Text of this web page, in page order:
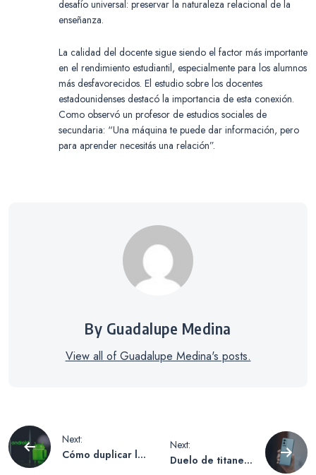
desafío universal: preservar la naturaleza relacional de la
enseñanza.
La calidad del docente sigue siendo el factor más importante
en el rendimiento estudiantil, especialmente para los alumnos
más desfavorecidos. El estudio sobre los docentes
estadounidenses destacó la importancia de esta conexión.
Como observó un profesor de estudios sociales de
secundaria: “Una máquina te puede dar información, pero
para aprender necesitás una relación”.
By Guadalupe Medina
View all of Guadalupe Medina's posts.
Navegación
Next:
Cómo duplicar la
Next:
Duelo de titanes